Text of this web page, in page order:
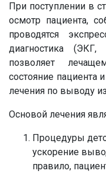
При поступлении в
осмотр пациента,
проводятся
диагностика
позволяет
состояние пациента
лечения по выводу
Основой лечения
Процедуры
ускорение
правило,